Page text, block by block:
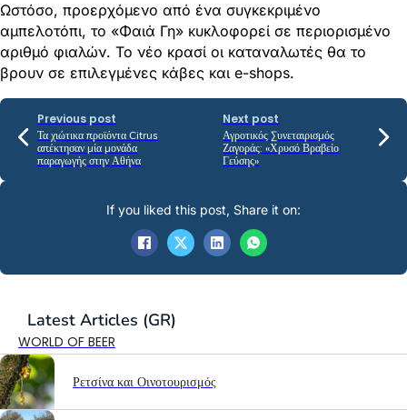
Ωστόσο, προερχόμενο από ένα συγκεκριμένο
αμπελοτόπι, το «Φαιά Γη» κυκλοφορεί σε περιορισμένο
αριθμό φιαλών. Το νέο κρασί οι καταναλωτές θα το
βρουν σε επιλεγμένες κάβες και e-shops.
Previous post
Τα χιώτικα προϊόντα Citrus
απέκτησαν μία μονάδα
παραγωγής στην Αθήνα
Next post
Αγροτικός Συνεταιρισμός
Ζαγοράς: «Χρυσό Βραβείο
Γεύσης»
Latest Articles (GR)
WORLD OF BEER
Ρετσίνα και Οινοτουρισμός
If you liked this post, Share it on: